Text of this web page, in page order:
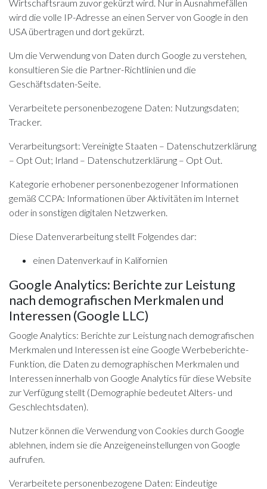
Wirtschaftsraum zuvor gekürzt wird. Nur in Ausnahmefällen
wird die volle IP-Adresse an einen Server von Google in den
USA übertragen und dort gekürzt.
Um die Verwendung von Daten durch Google zu verstehen,
konsultieren Sie die Partner-Richtlinien und die
Geschäftsdaten-Seite.
Verarbeitete personenbezogene Daten: Nutzungsdaten;
Tracker.
Verarbeitungsort: Vereinigte Staaten – Datenschutzerklärung
– Opt Out; Irland – Datenschutzerklärung – Opt Out.
Kategorie erhobener personenbezogener Informationen
gemäß CCPA: Informationen über Aktivitäten im Internet
oder in sonstigen digitalen Netzwerken.
Diese Datenverarbeitung stellt Folgendes dar:
einen Datenverkauf in Kalifornien
Google Analytics: Berichte zur Leistung
nach demografischen Merkmalen und
Interessen (Google LLC)
Google Analytics: Berichte zur Leistung nach demografischen
Merkmalen und Interessen ist eine Google Werbeberichte-
Funktion, die Daten zu demographischen Merkmalen und
Interessen innerhalb von Google Analytics für diese Website
zur Verfügung stellt (Demographie bedeutet Alters- und
Geschlechtsdaten).
Nutzer können die Verwendung von Cookies durch Google
ablehnen, indem sie die Anzeigeneinstellungen von Google
aufrufen.
Verarbeitete personenbezogene Daten: Eindeutige